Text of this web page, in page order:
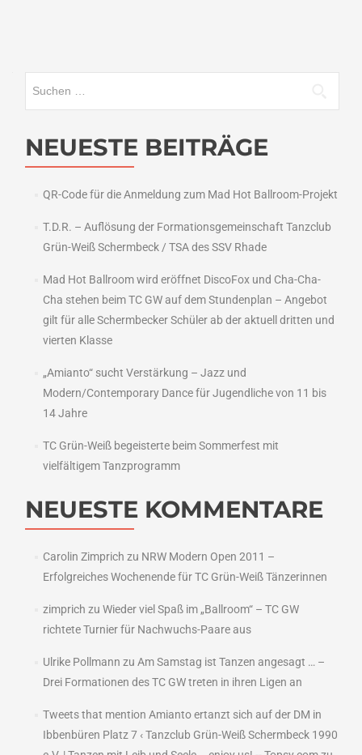
NEUESTE BEITRÄGE
QR-Code für die Anmeldung zum Mad Hot Ballroom-Projekt
T.D.R. – Auflösung der Formationsgemeinschaft Tanzclub
Grün-Weiß Schermbeck / TSA des SSV Rhade
Mad Hot Ballroom wird eröffnet DiscoFox und Cha-Cha-
Cha stehen beim TC GW auf dem Stundenplan – Angebot
gilt für alle Schermbecker Schüler ab der aktuell dritten und
vierten Klasse
„Amianto“ sucht Verstärkung – Jazz und
Modern/Contemporary Dance für Jugendliche von 11 bis
14 Jahre
TC Grün-Weiß begeisterte beim Sommerfest mit
vielfältigem Tanzprogramm
NEUESTE KOMMENTARE
Carolin Zimprich zu NRW Modern Open 2011 –
Erfolgreiches Wochenende für TC Grün-Weiß Tänzerinnen
zimprich zu Wieder viel Spaß im „Ballroom“ – TC GW
richtete Turnier für Nachwuchs-Paare aus
Ulrike Pollmann zu Am Samstag ist Tanzen angesagt … –
Drei Formationen des TC GW treten in ihren Ligen an
Tweets that mention Amianto ertanzt sich auf der DM in
Ibbenbüren Platz 7 ‹ Tanzclub Grün-Weiß Schermbeck 1990